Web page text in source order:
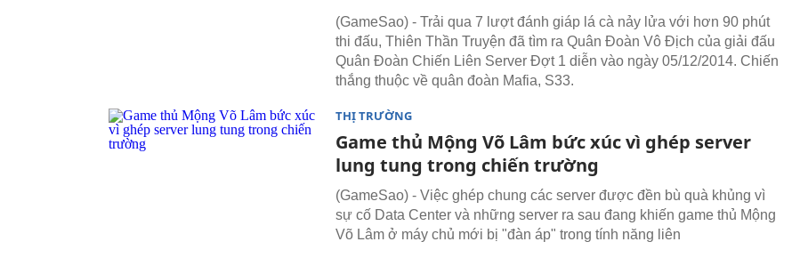
(GameSao) - Trải qua 7 lượt đánh giáp lá cà nảy lửa với hơn 90 phút
thi đấu, Thiên Thần Truyện đã tìm ra Quân Đoàn Vô Địch của giải đấu
Quân Đoàn Chiến Liên Server Đợt 1 diễn vào ngày 05/12/2014. Chiến
thắng thuộc về quân đoàn Mafia, S33.
THỊ TRƯỜNG
Game thủ Mộng Võ Lâm bức xúc vì ghép server
lung tung trong chiến trường
(GameSao) - Việc ghép chung các server được đền bù quà khủng vì
sự cố Data Center và những server ra sau đang khiến game thủ Mộng
Võ Lâm ở máy chủ mới bị "đàn áp" trong tính năng liên